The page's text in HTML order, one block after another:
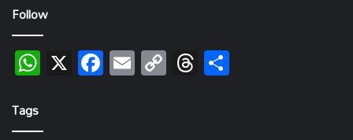
Follow
WhatsApp
X Facebook
EmailCopy
Link
Threads
Tags